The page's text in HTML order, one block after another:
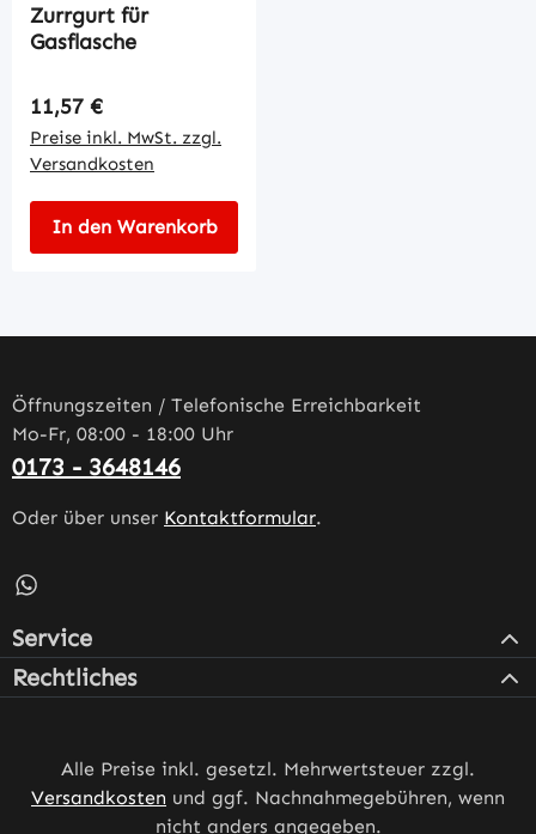
Zurrgurt für
Gasflasche
Regulärer Preis:
11,57 €
Preise inkl. MwSt. zzgl.
Versandkosten
In den Warenkorb
Öffnungszeiten / Telefonische Erreichbarkeit
Mo-Fr, 08:00 - 18:00 Uhr
0173 - 3648146
Oder über unser Kontaktformular.
Schreib uns auf WhatsApp – öffnet in neuem Tab
Service
Rechtliches
Alle Preise inkl. gesetzl. Mehrwertsteuer zzgl.
Versandkosten und ggf. Nachnahmegebühren, wenn
nicht anders angegeben.